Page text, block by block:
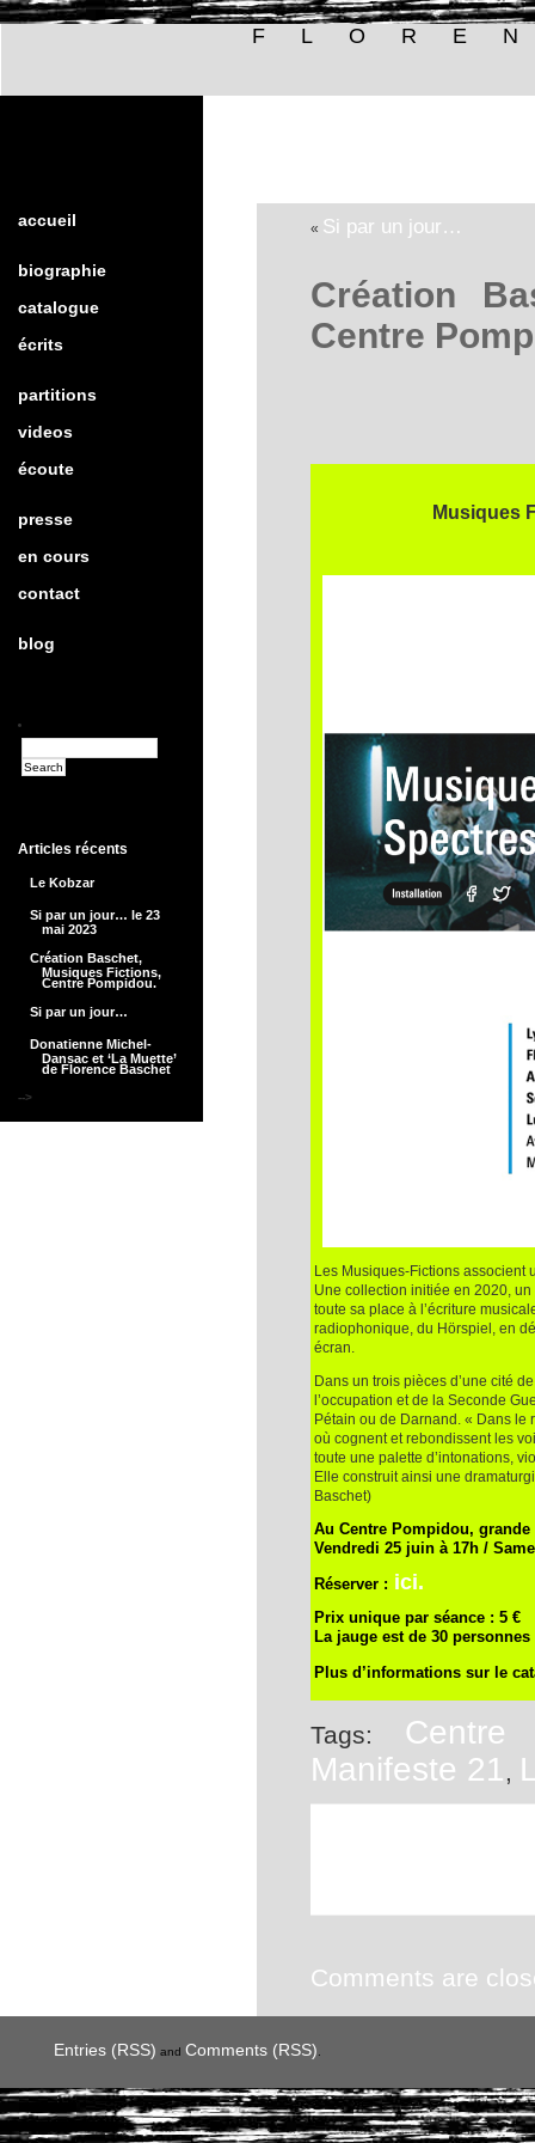
« Si par un jour…
Création
Centre
Musiques
Les Musiques-Fictions associent
Une collection initiée en 2020,
toute sa place à l’écriture
radiophonique, du Hörspiel, en
écran.
Dans un trois pièces d’une cité
l’occupation et de la Seconde
Pétain ou de Darnand. « Dans le
où cognent et rebondissent les
toute une palette d’intonations,
Elle construit ainsi une
Baschet)
Au Centre Pompidou, grande
Vendredi 25 juin à 17h /
Réserver : ici.
Prix unique par séance : 5 €
La jauge est de 30
Plus d’informations sur le
Tags: Centre
Manifeste 21,
Comments are
accueil
biographie
catalogue
écrits
partitions
videos
écoute
presse
en cours
contact
blog
Articles récents
Le Kobzar
Si par un jour… le 23
mai 2023
Création Baschet,
Musiques Fictions,
Centre Pompidou.
Si par un jour…
Donatienne Michel-
Dansac et ‘La Muette’
de Florence Baschet
-->
Entries (RSS) and Comments (RSS)